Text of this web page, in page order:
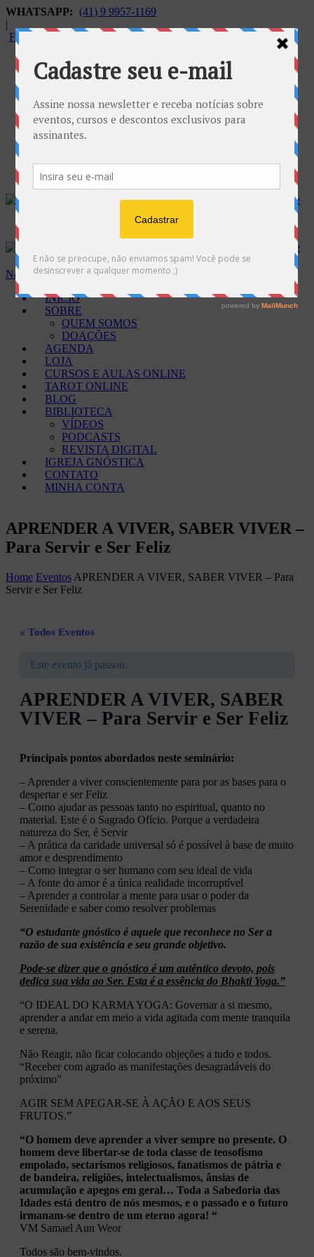
WHATSAPP:
(41) 9 9957-1169
|
FALECONOSCO@GNOSE.ORG.BR
Navegação
INÍCIO
SOBRE
QUEM SOMOS
DOAÇÕES
AGENDA
LOJA
CURSOS E AULAS ONLINE
TAROT ONLINE
BLOG
BIBLIOTECA
VÍDEOS
PODCASTS
REVISTA DIGITAL
IGREJA GNÓSTICA
CONTATO
MINHA CONTA
APRENDER A VIVER, SABER VIVER –
Para Servir e Ser Feliz
Home Eventos APRENDER A VIVER, SABER VIVER – Para
Servir e Ser Feliz
« Todos Eventos
Este evento já passou.
APRENDER A VIVER, SABER
VIVER – Para Servir e Ser Feliz
Principais pontos abordados neste seminário:
– Aprender a viver conscientemente para por as bases para o
despertar e ser Feliz
– Como ajudar as pessoas tanto no espiritual, quanto no
material. Este é o Sagrado Ofício. Porque a verdadeira
natureza do Ser, é Servir
– A prática da caridade universal só é possível à base de muito
amor e desprendimento
– Como integrar o ser humano com seu ideal de vida
– A fonte do amor é a única realidade incorruptível
– Aprender a controlar a mente para usar o poder da
Serenidade e saber como resolver problemas
“O estudante gnóstico é aquele que reconhece no Ser a
razão de sua existência e seu grande objetivo.
Pode-se dizer que o gnóstico é um autêntico devoto, pois
dedica sua vida ao Ser. Esta é a essência do Bhakti Yoga.”
“O IDEAL DO KARMA YOGA: Governar a si mesmo,
aprender a andar em meio a vida agitada com mente tranquila
e serena.
Não Reagir, não ficar colocando objeções a tudo e todos.
“Receber com agrado as manifestações desagradáveis do
próximo”
AGIR SEM APEGAR-SE À AÇÃO E AOS SEUS
FRUTOS.”
“O homem deve aprender a viver sempre no presente. O
homem deve libertar-se de toda classe de teosofismo
empolado, sectarismos religiosos, fanatismos de pátria e
de bandeira, religiões, intelectualismos, ânsias de
acumulação e apegos em geral… Toda a Sabedoria das
Idades está dentro de nós mesmos, e o passado e o futuro
irmanam-se dentro de um eterno agora! “
VM Samael Aun Weor
Todos são bem-vindos.